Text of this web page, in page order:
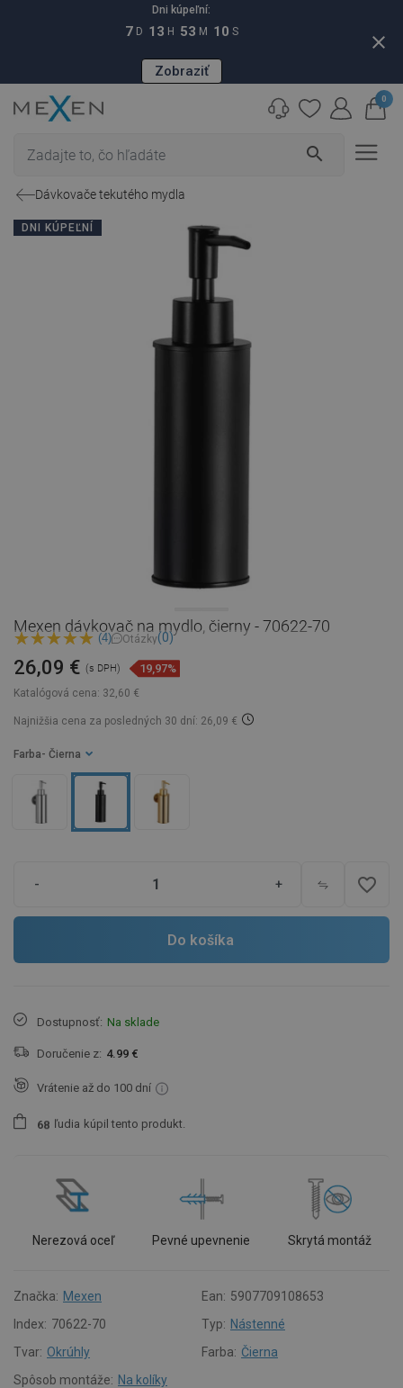
Dni kúpeľní:
7 D 13 H 53 M 09 S
Zobraziť
close
search
0
Dávkovače tekutého mydla
DNI KÚPEĽNÍ
Mexen dávkovač na mydlo, čierny - 70622-70
(4) Otázky(0)
Katalógová cena: 32,60 €
26,09 € (s DPH) 19,97%
Najnižšia cena za posledných 30 dní: 26,09 €
Farba - Čierna
- + favorite_border
Do košíka
Dostupnosť: Na sklade
Doručenie z: 4.99 €
Vrátenie až do 100 dní
68 ľudia kúpil tento produkt.
Nerezová oceľ Pevné upevnenie Skrytá montáž
Značka: Mexen Ean: 5907709108653
Index: 70622-70 Typ: Nástenné
Tvar: Okrúhly Farba: Čierna
Spôsob montáže: Na kolíky